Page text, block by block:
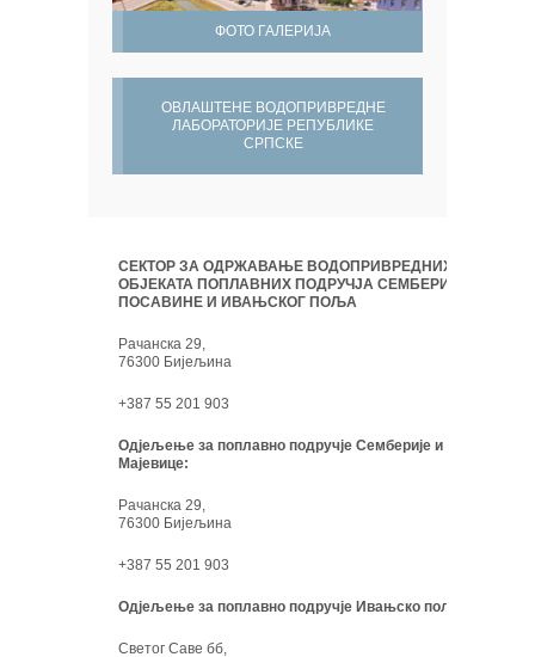
ФОТО ГАЛЕРИЈА
ОВЛАШТЕНЕ ВОДОПРИВРЕДНЕ
ЛАБОРАТОРИЈЕ РЕПУБЛИКЕ
СРПСКЕ
СЕКТОР ЗА ОДРЖАВАЊЕ ВОДОПРИВРЕДНИХ
ОБЈЕКАТА ПОПЛАВНИХ ПОДРУЧЈА СЕМБЕРИЈЕ,
ПОСАВИНЕ И ИВАЊСКОГ ПОЉА
Рачанска 29,
76300 Бијељина
+387 55 201 903
Одјељење за поплавно подручје Семберије и
Мајевице:
Рачанска 29,
76300 Бијељина
+387 55 201 903
Одјељење за поплавно подручје Ивањско поље:
Светог Саве бб,